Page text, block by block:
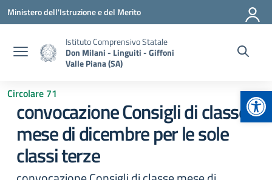
Vai ai contenuti
Vai al menu di navigazione
Vai al footer
Ministero dell'Istruzione e del Merito
Istituto Comprensivo Statale
Don Milani - Linguiti - Giffoni
Valle Piana (SA)
Circolare 71
convocazione Consigli di classe
mese di dicembre per le sole
classi terze